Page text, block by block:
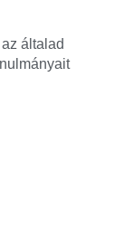
általad